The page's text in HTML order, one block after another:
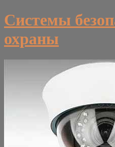
Системы
охраны